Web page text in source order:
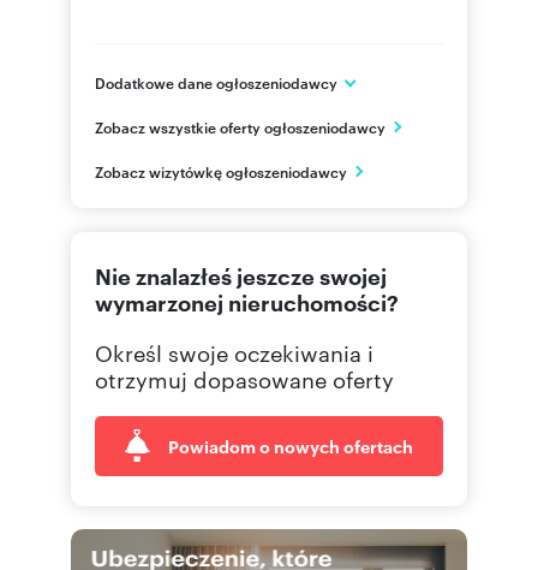
Dodatkowe dane ogłoszeniodawcy
Białystok
PL
Zobacz wszystkie oferty ogłoszeniodawcy
Zobacz wizytówkę ogłoszeniodawcy
Nie znalazłeś jeszcze swojej
wymarzonej nieruchomości?
Określ swoje oczekiwania i
otrzymuj dopasowane oferty
Powiadom o nowych ofertach